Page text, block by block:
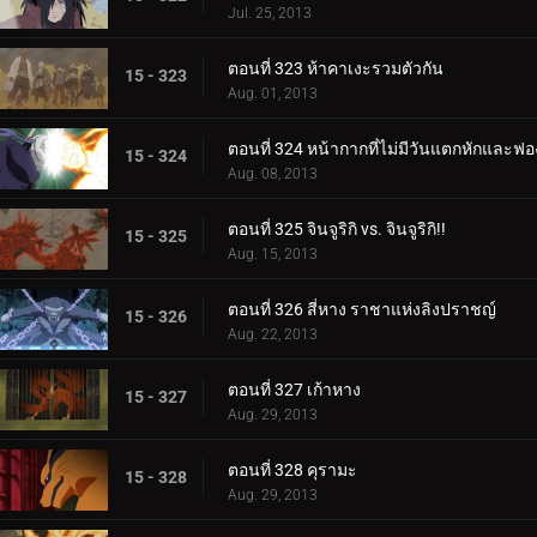
Jul. 25, 2013
15 - 323 ตอนที่ 323 ห้าคาเงะรวมตัวกัน
Aug. 01, 2013
15 - 324 ตอนที่ 324 หน้ากากที่ไม่มีวันแตกหักและฟ
Aug. 08, 2013
15 - 325 ตอนที่ 325 จินจูริกิ vs. จินจูริกิ!!
Aug. 15, 2013
15 - 326 ตอนที่ 326 สี่หาง ราชาแห่งลิงปราชญ์
Aug. 22, 2013
15 - 327 ตอนที่ 327 เก้าหาง
Aug. 29, 2013
15 - 328 ตอนที่ 328 คุรามะ
Aug. 29, 2013